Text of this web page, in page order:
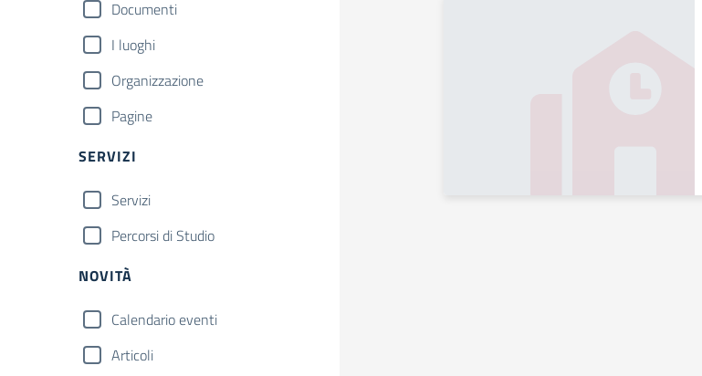
Documenti
I luoghi
Organizzazione
Pagine
SERVIZI
Servizi
Percorsi di Studio
NOVITÀ
Calendario eventi
Articoli